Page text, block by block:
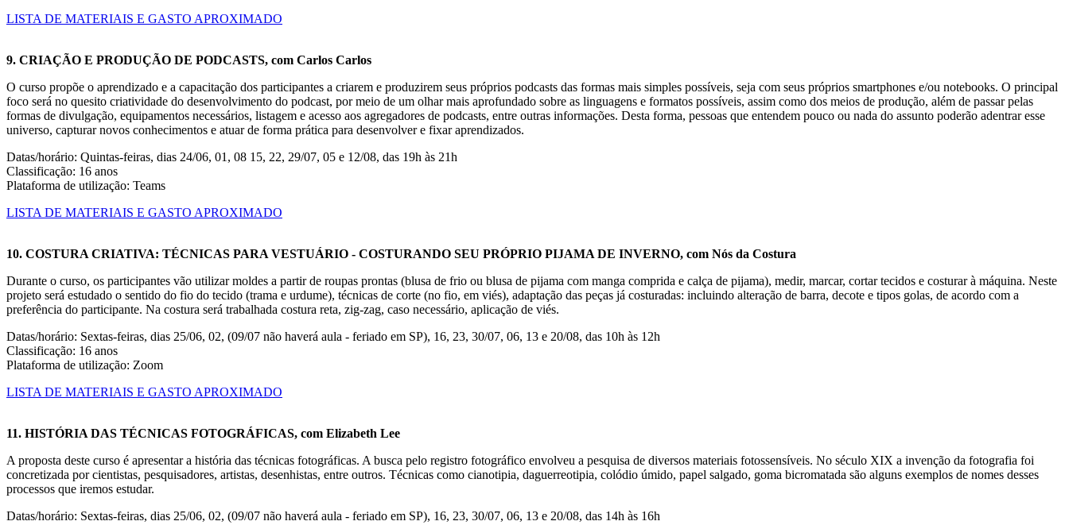
LISTA DE MATERIAIS E GASTO APROXIMADO
9. CRIAÇÃO E PRODUÇÃO DE PODCASTS, com Carlos Carlos
O curso propõe o aprendizado e a capacitação dos participantes a criarem e produzirem seus próprios podcasts das formas mais simples possíveis, seja com seus próprios smartphones e/ou notebooks. O principal
foco será no quesito criatividade do desenvolvimento do podcast, por meio de um olhar mais aprofundado sobre as linguagens e formatos possíveis, assim como dos meios de produção, além de passar pelas
formas de divulgação, equipamentos necessários, listagem e acesso aos agregadores de podcasts, entre outras informações. Desta forma, pessoas que entendem pouco ou nada do assunto poderão adentrar esse
universo, capturar novos conhecimentos e atuar de forma prática para desenvolver e fixar aprendizados.
Datas/horário: Quintas-feiras, dias 24/06, 01, 08 15, 22, 29/07, 05 e 12/08, das 19h às 21h
Classificação: 16 anos
Plataforma de utilização: Teams
LISTA DE MATERIAIS E GASTO APROXIMADO
10. COSTURA CRIATIVA: TÉCNICAS PARA VESTUÁRIO - COSTURANDO SEU PRÓPRIO PIJAMA DE INVERNO, com Nós da Costura
Durante o curso, os participantes vão utilizar moldes a partir de roupas prontas (blusa de frio ou blusa de pijama com manga comprida e calça de pijama), medir, marcar, cortar tecidos e costurar à máquina. Neste
projeto será estudado o sentido do fio do tecido (trama e urdume), técnicas de corte (no fio, em viés), adaptação das peças já costuradas: incluindo alteração de barra, decote e tipos golas, de acordo com a
preferência do participante. Na costura será trabalhada costura reta, zig-zag, caso necessário, aplicação de viés.
Datas/horário: Sextas-feiras, dias 25/06, 02, (09/07 não haverá aula - feriado em SP), 16, 23, 30/07, 06, 13 e 20/08, das 10h às 12h
Classificação: 16 anos
Plataforma de utilização: Zoom
LISTA DE MATERIAIS E GASTO APROXIMADO
11. HISTÓRIA DAS TÉCNICAS FOTOGRÁFICAS, com Elizabeth Lee
A proposta deste curso é apresentar a história das técnicas fotográficas. A busca pelo registro fotográfico envolveu a pesquisa de diversos materiais fotossensíveis. No século XIX a invenção da fotografia foi
concretizada por cientistas, pesquisadores, artistas, desenhistas, entre outros. Técnicas como cianotipia, daguerreotipia, colódio úmido, papel salgado, goma bicromatada são alguns exemplos de nomes desses
processos que iremos estudar.
Datas/horário: Sextas-feiras, dias 25/06, 02, (09/07 não haverá aula - feriado em SP), 16, 23, 30/07, 06, 13 e 20/08, das 14h às 16h